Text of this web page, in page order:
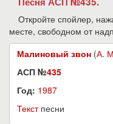
Откройте спойлер,
месте, свободном от
Малиновый звон (А.
АСП №435
Год: 1987
Текстпесни